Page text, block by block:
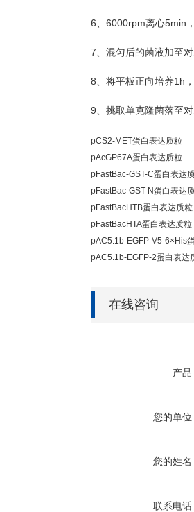
6、 6000rpm离心5min
7、混匀后的菌液加至
8、将平板正向培养1h
9、挑取单克隆菌落至
pCS2-MET蛋白表达质粒
pAcGP67A蛋白表达质粒
pFastBac-GST-C蛋白表达
pFastBac-GST-N蛋白表达
pFastBacHTB蛋白表达质粒
pFastBacHTA蛋白表达质粒
pAC5.1b-EGFP-V5-6×His
pAC5.1b-EGFP-2蛋白表达
在线咨询
产品
您的单位
您的姓名
联系电话